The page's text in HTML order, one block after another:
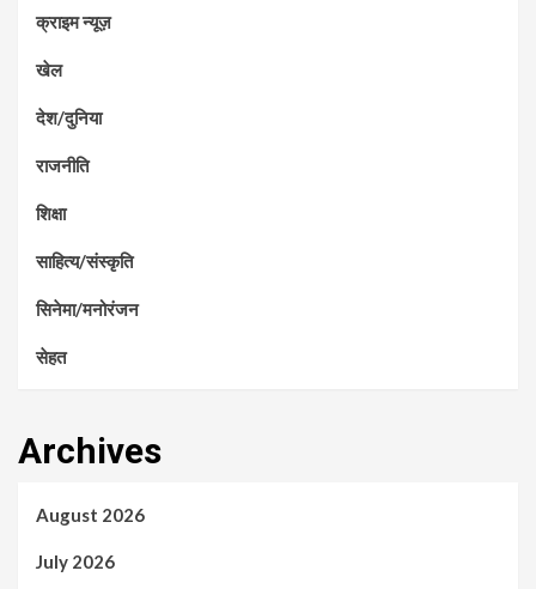
क्राइम न्यूज़
खेल
देश/दुनिया
राजनीति
शिक्षा
साहित्य/संस्कृति
सिनेमा/मनोरंजन
सेहत
Archives
August 2026
July 2026